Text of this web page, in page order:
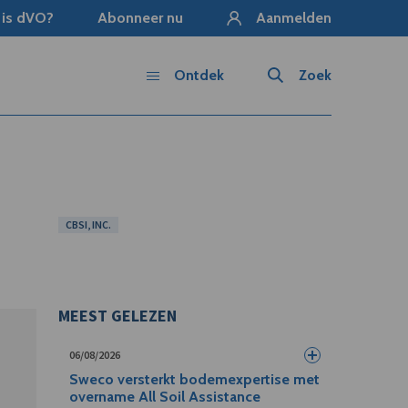
dVO? Abonneer nu Aanmelden
Zoek
Ontdek
CBSI, INC.
MEEST GELEZEN
06/08/2026
Sweco versterkt bodemexpertise met
overname All Soil Assistance